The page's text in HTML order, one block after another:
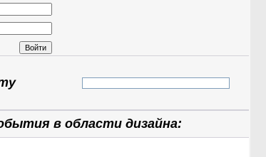
в области дизайна: